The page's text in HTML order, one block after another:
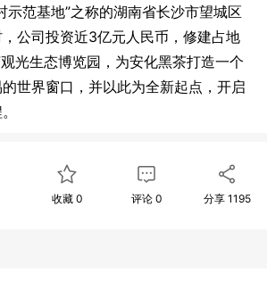
示范基地”之称的湖南省长沙市望城区
公司投资近3亿元人民币，修建占地
光生态博览园，为安化黑茶打造一个
世界窗口，并以此为全新起点，开启
收藏 0 评论0 分享 1195